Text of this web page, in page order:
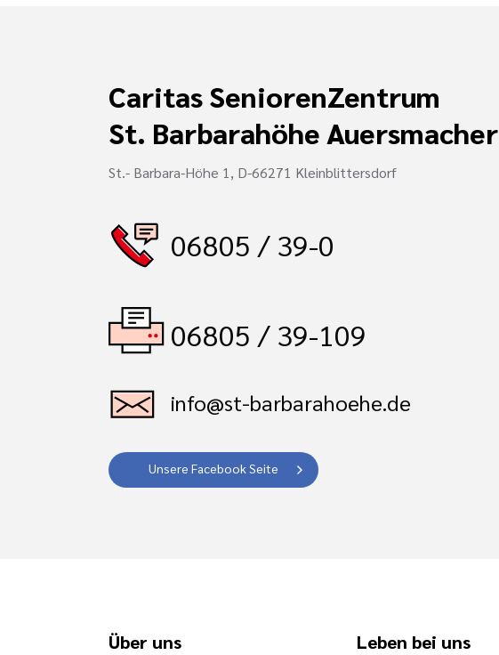
Caritas SeniorenZentrum
St. Barbarahöhe Auersmacher
St.- Barbara-Höhe 1, D-66271 Kleinblittersdorf
06805 / 39-0
06805 / 39-109
info@st-barbarahoehe.de
Unsere Facebook Seite
Über uns Leben bei uns